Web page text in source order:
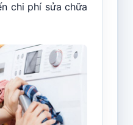
chi phí sửa chữa